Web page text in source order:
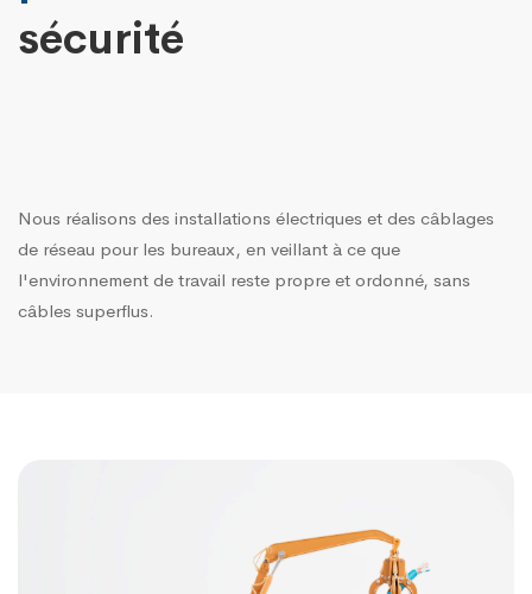
sécurité
Nous réalisons des installations électriques et des câblages
de réseau pour les bureaux, en veillant à ce que
l'environnement de travail reste propre et ordonné, sans
câbles superflus.